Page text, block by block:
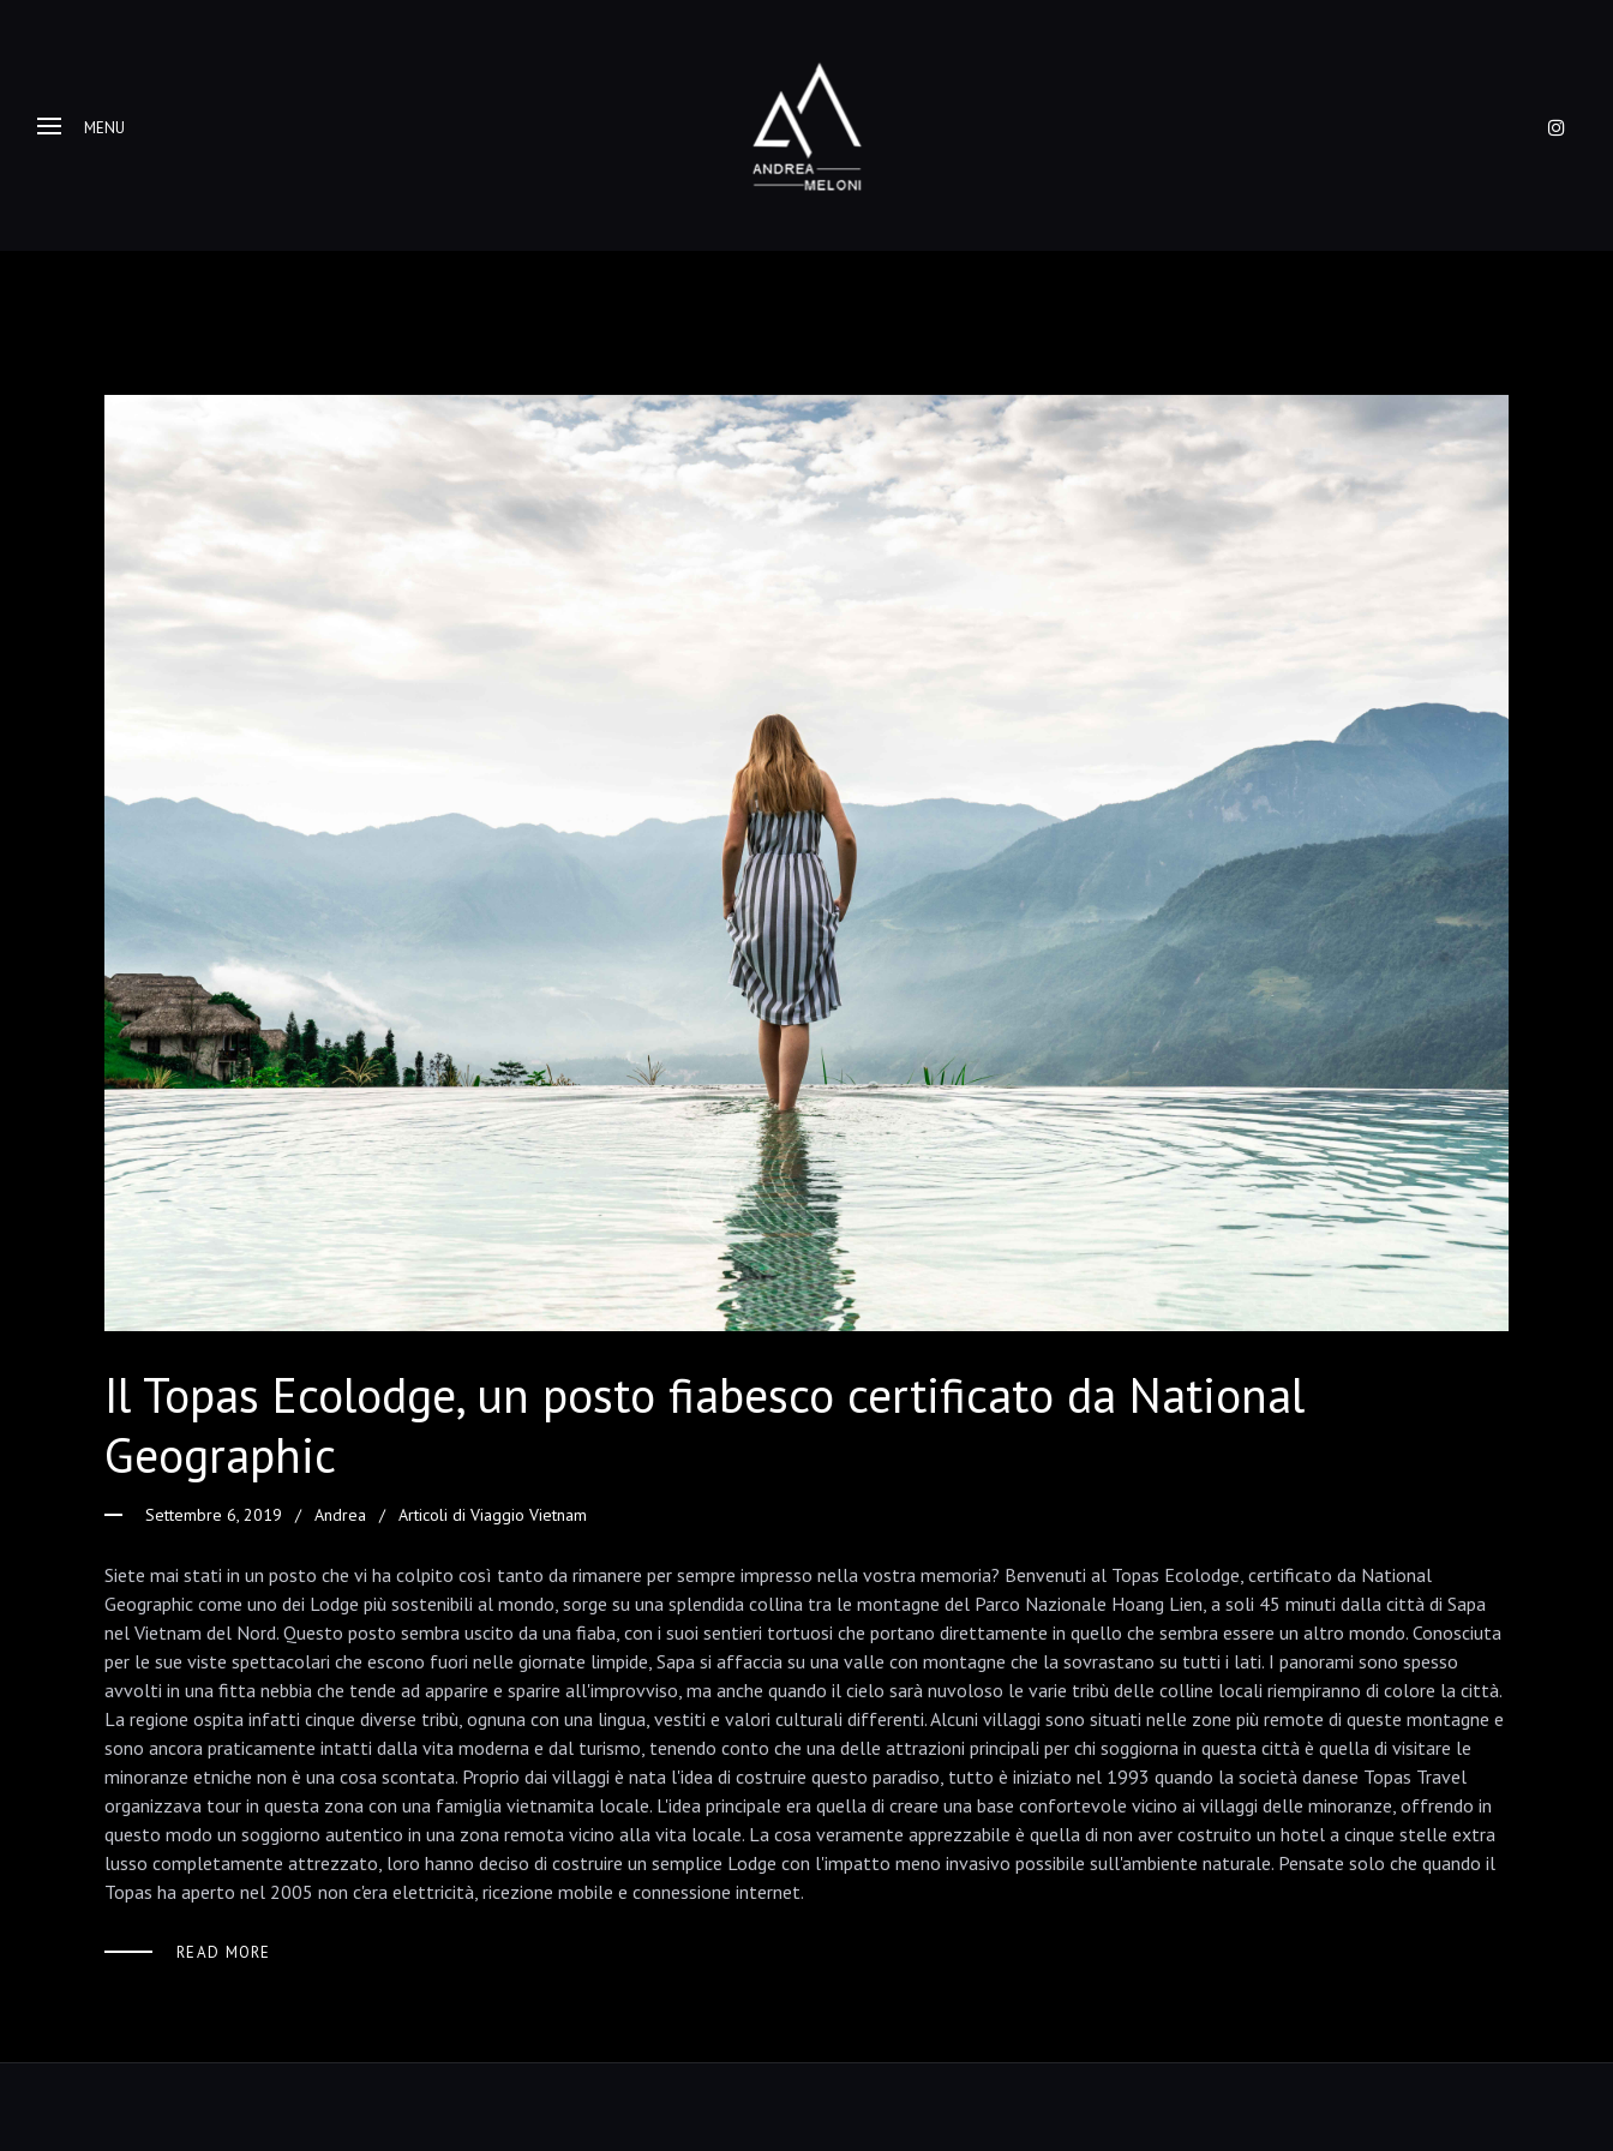
viaggio
Galleria Fotografica
Esplorazioni Urbex
Brand e Aziende
MENU
Il Topas Ecolodge, un posto fiabesco certificato da National
Geographic
Settembre 6, 2019 Andrea Articoli di Viaggio Vietnam
Siete mai stati in un posto che vi ha colpito così tanto da rimanere per sempre impresso nella vostra memoria? Benvenuti al Topas Ecolodge, certificato da National
Geographic come uno dei Lodge più sostenibili al mondo, sorge su una splendida collina tra le montagne del Parco Nazionale Hoang Lien, a soli 45 minuti dalla città di Sapa
nel Vietnam del Nord. Questo posto sembra uscito da una fiaba, con i suoi sentieri tortuosi che portano direttamente in quello che sembra essere un altro mondo. Conosciuta
per le sue viste spettacolari che escono fuori nelle giornate limpide, Sapa si affaccia su una valle con montagne che la sovrastano su tutti i lati. I panorami sono spesso
avvolti in una fitta nebbia che tende ad apparire e sparire all'improvviso, ma anche quando il cielo sarà nuvoloso le varie tribù delle colline locali riempiranno di colore la città.
La regione ospita infatti cinque diverse tribù, ognuna con una lingua, vestiti e valori culturali differenti. Alcuni villaggi sono situati nelle zone più remote di queste montagne e
sono ancora praticamente intatti dalla vita moderna e dal turismo, tenendo conto che una delle attrazioni principali per chi soggiorna in questa città è quella di visitare le
minoranze etniche non è una cosa scontata. Proprio dai villaggi è nata l'idea di costruire questo paradiso, tutto è iniziato nel 1993 quando la società danese Topas Travel
organizzava tour in questa zona con una famiglia vietnamita locale. L'idea principale era quella di creare una base confortevole vicino ai villaggi delle minoranze, offrendo in
questo modo un soggiorno autentico in una zona remota vicino alla vita locale. La cosa veramente apprezzabile è quella di non aver costruito un hotel a cinque stelle extra
lusso completamente attrezzato, loro hanno deciso di costruire un semplice Lodge con l'impatto meno invasivo possibile sull'ambiente naturale. Pensate solo che quando il
Topas ha aperto nel 2005 non c'era elettricità, ricezione mobile e connessione internet.
READ MORE